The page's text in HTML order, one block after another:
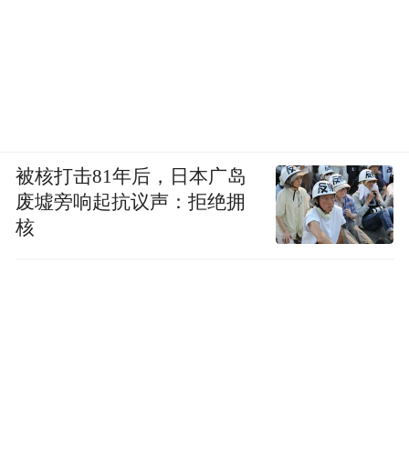
被核打击81年后，日本广岛
废墟旁响起抗议声：拒绝拥
核